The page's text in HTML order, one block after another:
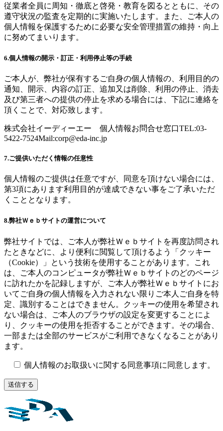
従業者全員に周知・徹底と啓発・教育を図るとともに、その
遵守状況の監査を定期的に実施いたします。また、ご本人の
個人情報を保護するために必要な安全管理措置の維持・向上
に努めてまいります。
6.個人情報の開示・訂正・利用停止等の手続
ご本人が、弊社が保有するご自身の個人情報の、利用目的の
通知、開示、内容の訂正、追加又は削除、利用の停止、消去
及び第三者への提供の停止を求める場合には、下記に連絡を
頂くことで、対応致します。
株式会社イーディーエー 個人情報お問合せ窓口TEL:03-
5422-7524Mail:corp@eda-inc.jp
7.ご提供いただく情報の任意性
個人情報のご提供は任意ですが、同意を頂けない場合には、
第3項にあります利用目的が達成できない事をご了承いただ
くこととなります。
8.弊社Ｗｅｂサイトの運営について
弊社サイトでは、ご本人が弊社Ｗｅｂサイトを再度訪問され
たときなどに、より便利に閲覧して頂けるよう「クッキー
（Cookie）」という技術を使用することがあります。これ
は、ご本人のコンピュータが弊社Ｗｅｂサイトのどのページ
に訪れたかを記録しますが、ご本人が弊社Ｗｅｂサイトにお
いてご自身の個人情報を入力されない限りご本人ご自身を特
定、識別することはできません。クッキーの使用を希望され
ない場合は、ご本人のブラウザの設定を変更することによ
り、クッキーの使用を拒否することができます。その場合、
一部または全部のサービスがご利用できなくなることがあり
ます。
個人情報のお取扱いに関する同意事項に同意します。